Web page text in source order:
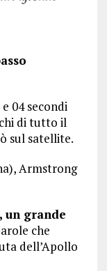
04 secondi
di tutto il
sul satellite.
Armstrong
un grande
che
dell’Apollo